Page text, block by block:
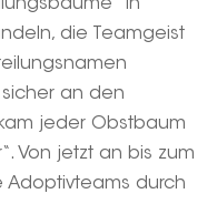
in
die Teamgeist
an den
jeder Obstbaum
Von jetzt an bis zum
Adoptivteams durch